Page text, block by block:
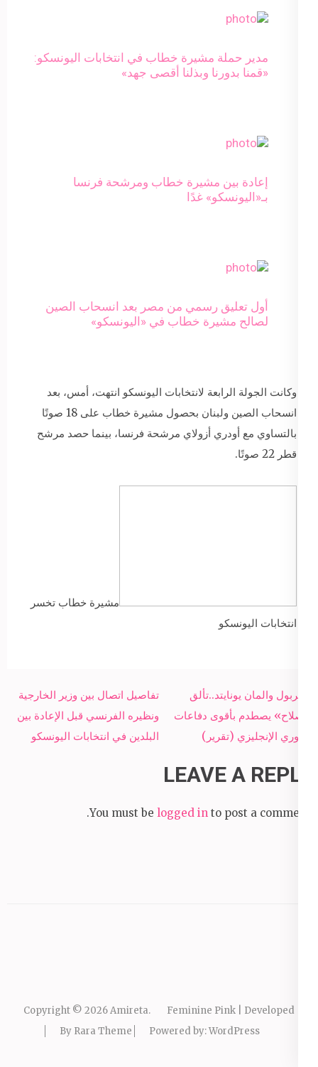
مدير حملة مشيرة خطاب في انتخابات اليونسكو:
«قمنا بدورنا وبذلنا أقصى جهد»
إعادة بين مشيرة خطاب ومرشحة فرنسا
بـ«اليونسكو» غدًا
أول تعليق رسمي من مصر بعد انسحاب الصين
لصالح مشيرة خطاب في «اليونسكو»
وكانت الجولة الرابعة لانتخابات اليونسكو انتهت، أمس، بعد
انسحاب الصين ولبنان بحصول مشيرة خطاب على 18 صوتًا
بالتساوي مع أودري أزولاي مرشحة فرنسا، بينما حصد مرشح
قطر 22 صوتًا.
مشيرة خطاب تخسر
انتخابات اليونسكو
Post
navigation
تفاصيل اتصال بين وزير الخارجية
ونظيره الفرنسي قبل الإعادة بين
البلدين في انتخابات اليونسكو
ليفربول والمان يونايتد..تألق
«صلاح» يصطدم بأقوى دفاعات
الدوري الإنجليزي (تقرير)
LEAVE A REPLY
You must be logged in to post a comment.
Copyright © 2026Amireta.
Feminine Pink | Developed
By Rara Theme Powered by:WordPress